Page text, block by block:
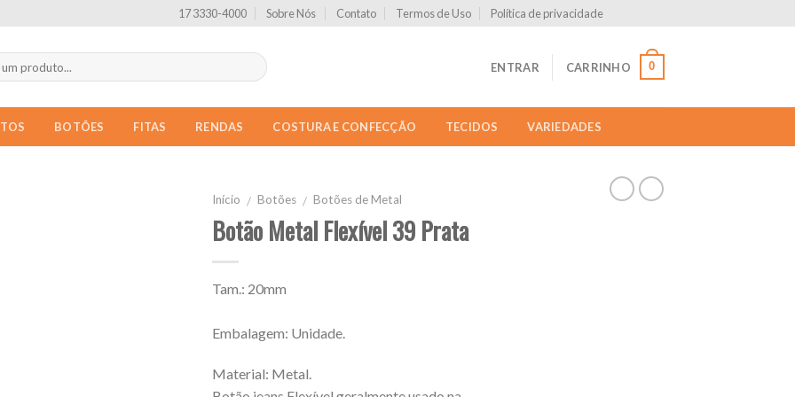
17 3330-4000 Sobre Nós Contato Termos de Uso Política de privacidade
ENTRAR CARRINHO 0
BOTÕES FITAS RENDAS COSTURA E CONFECÇÃO TECIDOS VARIEDADES
Início / Botões / Botões de Metal
Botão Metal Flexível 39 Prata
Tam.: 20mm
Embalagem: Unidade.
Material: Metal.